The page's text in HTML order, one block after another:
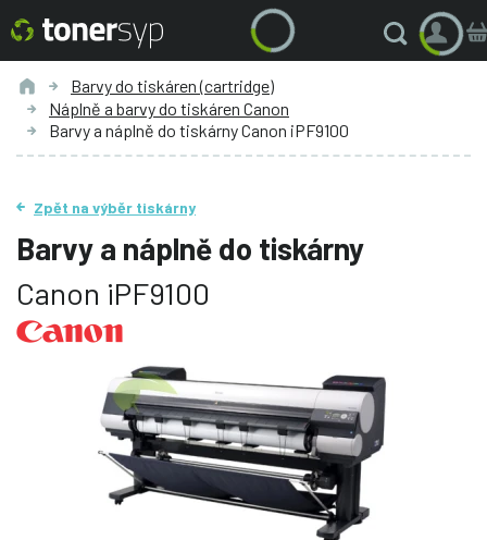
Barvy do tiskáren (cartridge)
Náplně a barvy do tiskáren Canon
Barvy a náplně do tiskárny Canon iPF9100
Zpět na výběr tiskárny
Barvy a náplně do tiskárny
Canon iPF9100